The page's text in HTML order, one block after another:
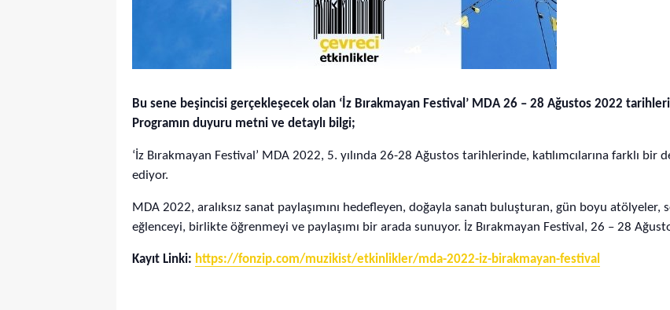
Bu sene beşincisi gerçekleşecek olan ‘İz Bırakmayan Festival’ MDA 26 – 28 Ağustos 2022
Programın duyuru metni ve detaylı bilgi;
‘İz Bırakmayan Festival’ MDA 2022, 5. yılında 26-28 Ağustos tarihlerinde, katılımcılarına farklı
ediyor.
MDA 2022, aralıksız sanat paylaşımını hedefleyen, doğayla sanatı buluşturan, gün boyu
eğlenceyi, birlikte öğrenmeyi ve paylaşımı bir arada sunuyor. İz Bırakmayan Festival, 26 – 28
Kayıt Linki: https://fonzip.com/muzikist/etkinlikler/mda-2022-iz-birakmayan-festival